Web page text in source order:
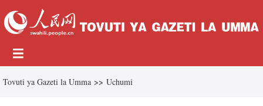
Tovuti ya Gazeti la Umma >> Uchumi